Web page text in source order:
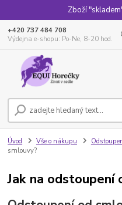
Zboží
+420 737 484 708
Výdejna e-shopu: Po-Ne, 8-20 hod.
Úvod Vše o nákupu
smlouvy?
Jak na odstoupení